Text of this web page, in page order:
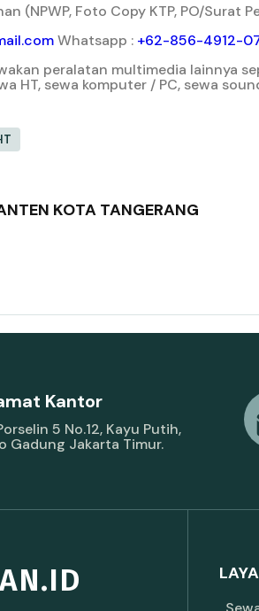
(NPWP, Foto Copy KTP, PO/
Whatsapp : +62-856-4912-
peralatan multimedia lainnya
HT, sewa komputer / PC, sewa
KOTA TANGERANG
Kantor
5 No.12, Kayu Putih,
Gadung Jakarta Timur.